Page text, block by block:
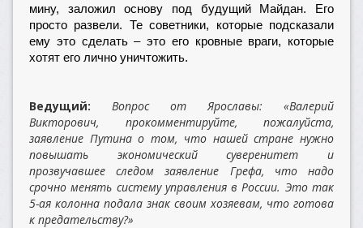
мину, заложил основу под будущий Майдан. Его
просто развели. Те советники, которые подсказали
ему это сделать – это его кровные враги, которые
хотят его лично уничтожить.
Ведущий: Вопрос от Ярославы: «Валерий
Викторович, прокомментируйте, пожалуйста,
заявление Путина о том, что нашей стране нужно
повышать экономический суверенитет и
прозвучавшее следом заявление Грефа, что надо
срочно менять систему управления в России. Это так
5-ая колонна подала знак своим хозяевам, что готова
к предательству?»